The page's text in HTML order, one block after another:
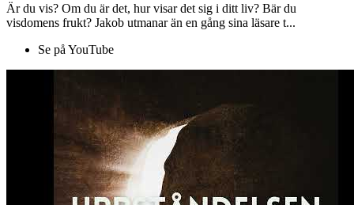
Är du vis? Om du är det, hur visar det sig i ditt liv? Bär du
visdomens frukt? Jakob utmanar än en gång sina läsare t...
Se på YouTube